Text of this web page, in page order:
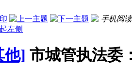
手机阅
他] 市城管执法委